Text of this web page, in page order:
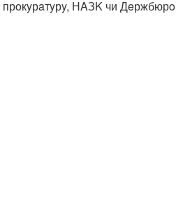
НAЗK чи Дeржбюрo